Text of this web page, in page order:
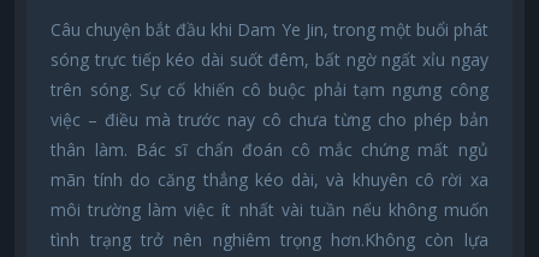
Câu chuyện bắt đầu khi Dam Ye Jin, trong một buổi phát
sóng trực tiếp kéo dài suốt đêm, bất ngờ ngất xỉu ngay
trên sóng. Sự cố khiến cô buộc phải tạm ngưng công
việc – điều mà trước nay cô chưa từng cho phép bản
thân làm. Bác sĩ chẩn đoán cô mắc chứng mất ngủ
mãn tính do căng thẳng kéo dài, và khuyên cô rời xa
môi trường làm việc ít nhất vài tuần nếu không muốn
tình trạng trở nên nghiêm trọng hơn.Không còn lựa